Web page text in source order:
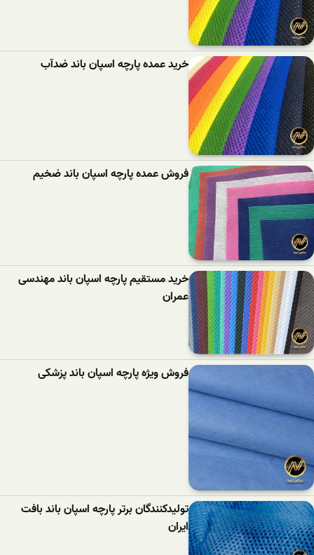
خرید عمده پارچه اسپان باند ضدآب
فروش عمده پارچه اسپان باند ضخیم
خرید مستقیم پارچه اسپان باند مهندسی
عمران
فروش ویژه پارچه اسپان باند پزشکی
تولیدکنندگان برتر پارچه اسپان باند بافت
ایران